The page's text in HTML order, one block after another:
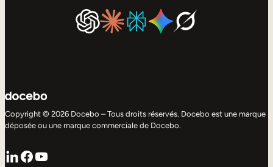
Copyright © 2026 Docebo – Tous droits réservés. Docebo est une marque
déposée ou une marque commerciale de Docebo.
LinkedIn
Facebook
YouTube